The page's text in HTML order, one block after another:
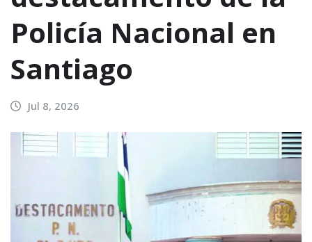
Policía Nacional en
Santiago
Jul 8, 2026